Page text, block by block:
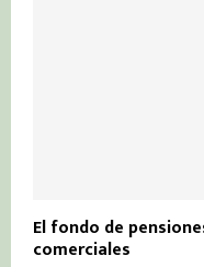
El fondo de
comerciales